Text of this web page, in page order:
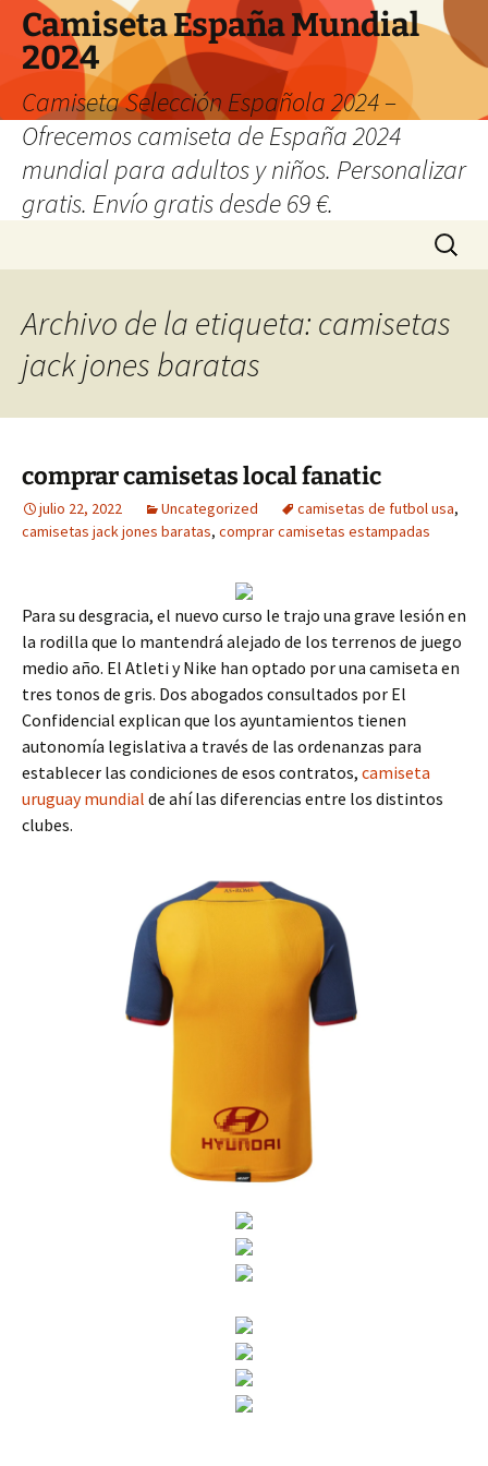
Camiseta España Mundial
2024
Camiseta Selección Española 2024 –
Ofrecemos camiseta de España 2024
mundial para adultos y niños. Personalizar
gratis. Envío gratis desde 69 €.
Buscar:
Archivo de la etiqueta: camisetas
jack jones baratas
comprar camisetas local fanatic
julio 22, 2022 Uncategorized camisetas de futbol usa,
camisetas jack jones baratas, comprar camisetas estampadas
Para su desgracia, el nuevo curso le trajo una grave lesión en
la rodilla que lo mantendrá alejado de los terrenos de juego
medio año. El Atleti y Nike han optado por una camiseta en
tres tonos de gris. Dos abogados consultados por El
Confidencial explican que los ayuntamientos tienen
autonomía legislativa a través de las ordenanzas para
establecer las condiciones de esos contratos, camiseta
uruguay mundial de ahí las diferencias entre los distintos
clubes.